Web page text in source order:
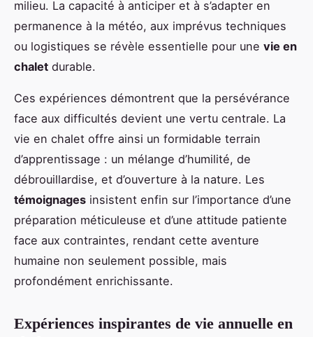
milieu. La capacité à anticiper et à s’adapter en
permanence à la météo, aux imprévus techniques
ou logistiques se révèle essentielle pour une vie en
chalet durable.
Ces expériences démontrent que la persévérance
face aux difficultés devient une vertu centrale. La
vie en chalet offre ainsi un formidable terrain
d’apprentissage : un mélange d’humilité, de
débrouillardise, et d’ouverture à la nature. Les
témoignages insistent enfin sur l’importance d’une
préparation méticuleuse et d’une attitude patiente
face aux contraintes, rendant cette aventure
humaine non seulement possible, mais
profondément enrichissante.
Expériences inspirantes de vie annuelle en